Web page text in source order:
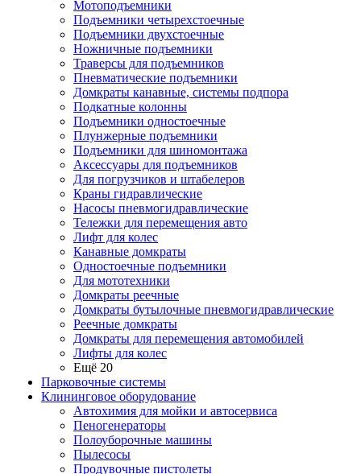
Мотоподъемники
Подъемники четырехстоечные
Подъемники двухстоечные
Ножничные подъемники
Траверсы для подъемников
Пневматические подъемники
Домкраты канавные, системы подпора
Подкатные колонны
Подъемники одностоечные
Плунжерные подъемники
Подъемники для шиномонтажа
Аксессуары для подъемников
Для погрузчиков и штабелеров
Краны гидравлические
Насосы пневмогидравлические
Тележки для перемещения авто
Лифт для колес
Канавные домкраты
Одностоечные подъемники
Для мототехники
Домкраты реечные
Домкраты бутылочные пневмогидравлические
Реечные домкраты
Домкраты для перемещения автомобилей
Лифты для колес
Ещё 20
Парковочные системы
Клининговое оборудование
Автохимия для мойки и автосервиса
Пеногенераторы
Полоуборочные машины
Пылесосы
Продувочные пистолеты